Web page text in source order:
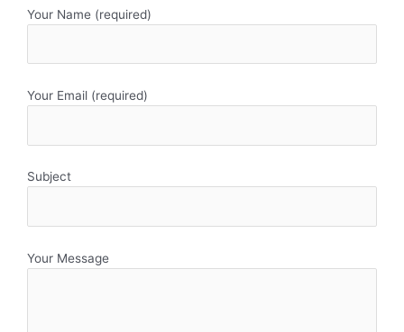
Your Name (required)
Your Email (required)
Subject
Your Message